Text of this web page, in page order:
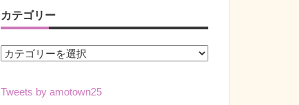
カテゴリー
カ
ゴ
Tweets by amotown25